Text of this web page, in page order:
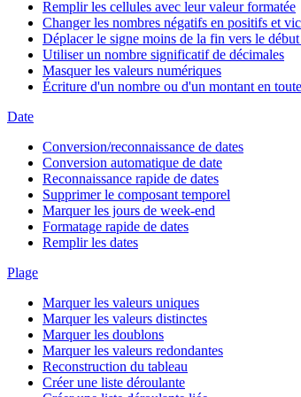
Remplir les cellules avec leur valeur formatée
Changer les nombres négatifs en positifs et
Déplacer le signe moins de la fin vers le
Utiliser un nombre significatif de décimales
Masquer les valeurs numériques
Écriture d'un nombre ou d'un montant en
Date
Conversion/reconnaissance de dates
Conversion automatique de date
Reconnaissance rapide de dates
Supprimer le composant temporel
Marquer les jours de week-end
Formatage rapide de dates
Remplir les dates
Plage
Marquer les valeurs uniques
Marquer les valeurs distinctes
Marquer les doublons
Marquer les valeurs redondantes
Reconstruction du tableau
Créer une liste déroulante